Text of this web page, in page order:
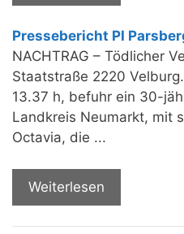
Pressebericht PI
NACHTRAG – Tödlicher
Staatstraße 2220
13.37 h, befuhr ein 30-
Landkreis Neumarkt, mit
Octavia, die ...
Weiterlesen